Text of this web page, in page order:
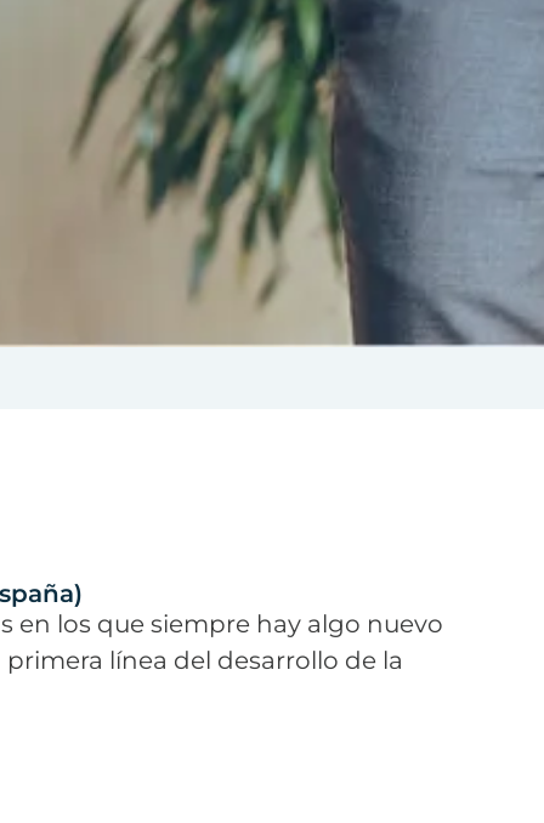
en los que siempre hay algo nuevo
línea del desarrollo de la